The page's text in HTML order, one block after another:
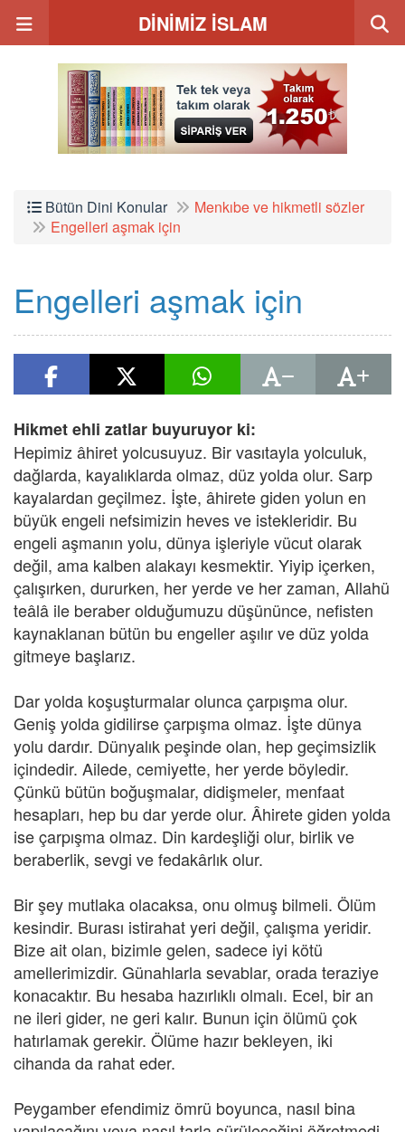
DİNİMİZ İSLAM
Bütün Dini Konular
Menkıbe ve hikmetli sözler
Engelleri aşmak için
Engelleri aşmak için
Hikmet ehli zatlar buyuruyor ki:
Hepimiz âhiret yolcusuyuz. Bir vasıtayla yolculuk,
dağlarda, kayalıklarda olmaz, düz yolda olur. Sarp
kayalardan geçilmez. İşte, âhirete giden yolun en
büyük engeli nefsimizin heves ve istekleridir. Bu
engeli aşmanın yolu, dünya işleriyle vücut olarak
değil, ama kalben alakayı kesmektir. Yiyip içerken,
çalışırken, dururken, her yerde ve her zaman, Allahü
teâlâ ile beraber olduğumuzu düşününce, nefisten
kaynaklanan bütün bu engeller aşılır ve düz yolda
gitmeye başlarız.
Dar yolda koşuşturmalar olunca çarpışma olur.
Geniş yolda gidilirse çarpışma olmaz. İşte dünya
yolu dardır. Dünyalık peşinde olan, hep geçimsizlik
içindedir. Ailede, cemiyette, her yerde böyledir.
Çünkü bütün boğuşmalar, didişmeler, menfaat
hesapları, hep bu dar yerde olur. Âhirete giden yolda
ise çarpışma olmaz. Din kardeşliği olur, birlik ve
beraberlik, sevgi ve fedakârlık olur.
Bir şey mutlaka olacaksa, onu olmuş bilmeli. Ölüm
kesindir. Burası istirahat yeri değil, çalışma yeridir.
Bize ait olan, bizimle gelen, sadece iyi kötü
amellerimizdir. Günahlarla sevablar, orada teraziye
konacaktır. Bu hesaba hazırlıklı olmalı. Ecel, bir an
ne ileri gider, ne geri kalır. Bunun için ölümü çok
hatırlamak gerekir. Ölüme hazır bekleyen, iki
cihanda da rahat eder.
Peygamber efendimiz ömrü boyunca, nasıl bina